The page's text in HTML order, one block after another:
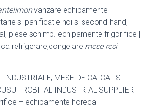
vanzare echipamente
si panificatie noi si second-hand,
piese schimb. echipamente frigorifice ||
refrigerare,congelare mese reci
MESE DE CALCAT SI
ROBITAL INDUSTRIAL SUPPLIER-
– echipamente horeca